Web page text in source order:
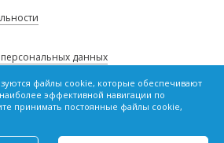
файлы cookie, которые обеспечивают
эффективной навигации по
принимать постоянные файлы cookie,
в настоящем каталоге, не
и не влекут за собой обязанности,
437 Гражданского кодекса Российской
данных
cookie